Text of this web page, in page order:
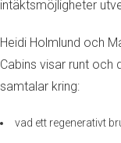
intäktsmöjligheter
Heidi Holmlund och
Cabins visar runt och
samtalar kring:
vad ett regenerativt